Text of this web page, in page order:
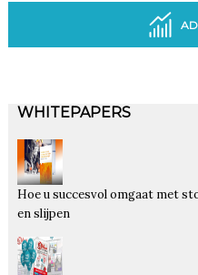
WHITEPAPERS
Hoe u succesvol omgaat met
en slijpen